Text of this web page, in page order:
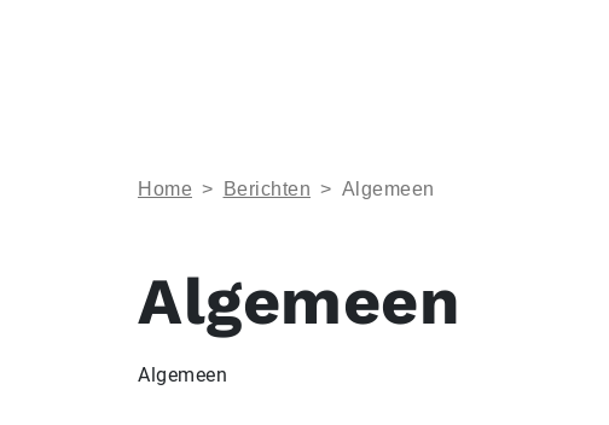
Home > Berichten > Algemeen
Algemeen
Algemeen